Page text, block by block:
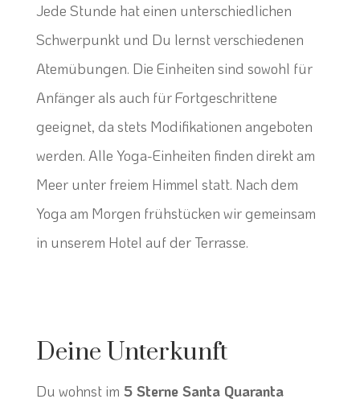
Jede Stunde hat einen unterschiedlichen
Schwerpunkt und Du lernst verschiedenen
Atemübungen. Die Einheiten sind sowohl für
Anfänger als auch für Fortgeschrittene
geeignet, da stets Modifikationen angeboten
werden. Alle Yoga-Einheiten finden direkt am
Meer unter freiem Himmel statt. Nach dem
Yoga am Morgen frühstücken wir gemeinsam
in unserem Hotel auf der Terrasse.
Deine Unterkunft
Du wohnst im 5 Sterne Santa Quaranta